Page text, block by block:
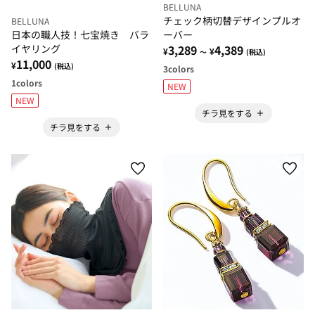
BELLUNA
日本の職人技！七宝焼き バラ
イヤリング
¥11,000 (税込)
1colors
NEW
チラ見をする
BELLUNA
チェック柄切替デザインプルオ
ーバー
¥3,289 ～ ¥4,389 (税込)
3colors
NEW
チラ見をする